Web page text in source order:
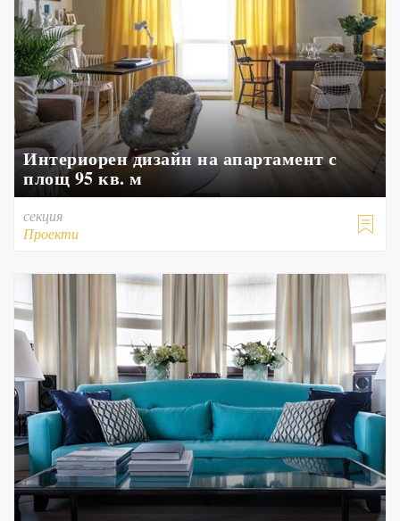
Интериорен дизайн на апартамент с
площ 95 кв. м

секция
Проекти